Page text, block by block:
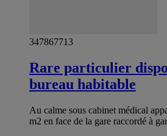
347867713
Rare particulier
bureau habitable
Au calme sous cabinet médical
m2 en face de la gare raccordé à